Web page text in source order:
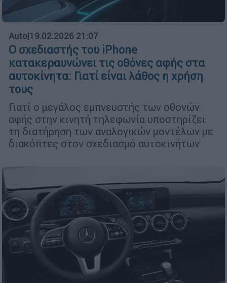
Auto|19.02.2026 21:07
Ο σχεδιαστής του iPhone
κατακεραυνώνει τις οθόνες αφής στα
αυτοκίνητα: Γιατί είναι λάθος η χρήση
τους
Γιατί ο μεγάλος εμπνευστής των οθονών
αφής στην κινητή τηλεφωνία υποστηρίζει
τη διατήρηση των αναλογικών μοντέλων με
διακόπτες στον σχεδιασμό αυτοκινήτων